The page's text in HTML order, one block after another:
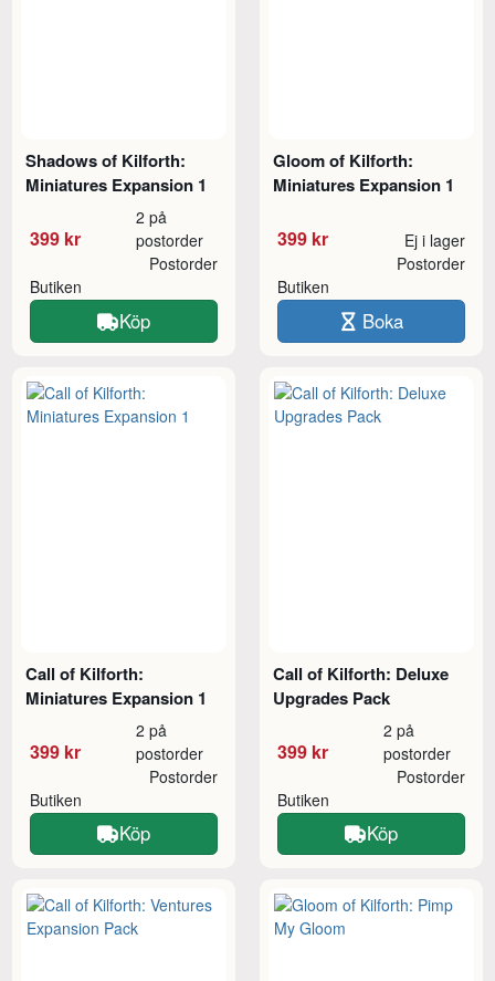
Shadows of Kilforth:
Miniatures Expansion 1
399 kr
2 på
postorder
Butiken
Postorder
Köp
Gloom of Kilforth:
Miniatures Expansion 1
399 kr Ej i lager
Butiken
Postorder
Boka
Call of Kilforth:
Miniatures Expansion 1
399 kr
2 på
postorder
Butiken
Postorder
Köp
Call of Kilforth: Deluxe
Upgrades Pack
399 kr
2 på
postorder
Butiken
Postorder
Köp